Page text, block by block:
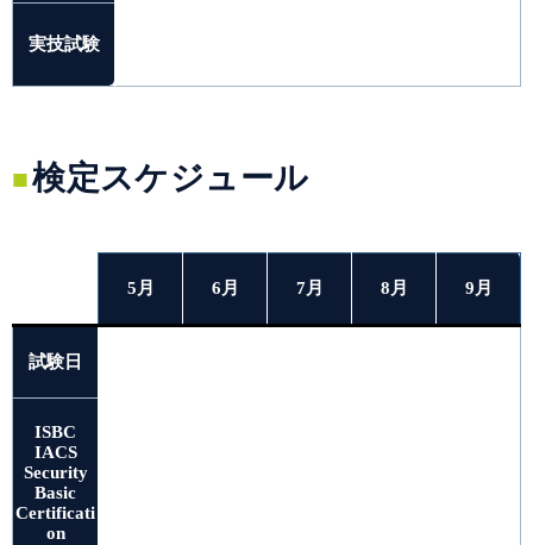
実技試験
検定スケジュール
5月 6月 7月 8月 9月
試験日
ISBC
IACS
Security
Basic
Certificati
on